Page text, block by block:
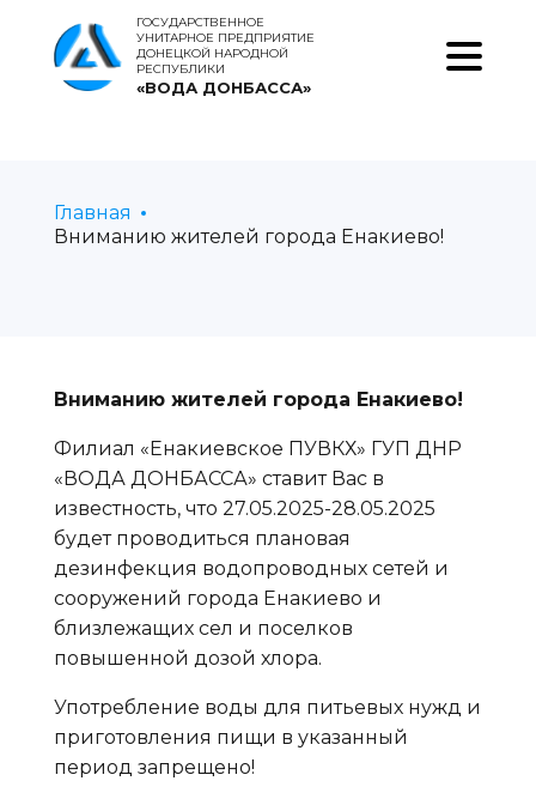
ГОСУДАРСТВЕННОЕ
УНИТАРНОЕ ПРЕДПРИЯТИЕ
ДОНЕЦКОЙ НАРОДНОЙ
РЕСПУБЛИКИ
«ВОДА ДОНБАССА»
Главная
Вниманию жителей города Енакиево!
Вниманию жителей города Енакиево!
Филиал «Енакиевское ПУВКХ» ГУП ДНР
«ВОДА ДОНБАССА» ставит Вас в
известность, что 27.05.2025-28.05.2025
будет проводиться плановая
дезинфекция водопроводных сетей и
сооружений города Енакиево и
близлежащих сел и поселков
повышенной дозой хлора.
Употребление воды для питьевых нужд и
приготовления пищи в указанный
период запрещено!